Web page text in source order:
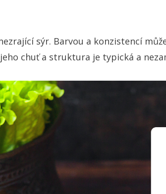
sýr. Barvou a konzistencí
chuť a struktura je typická a